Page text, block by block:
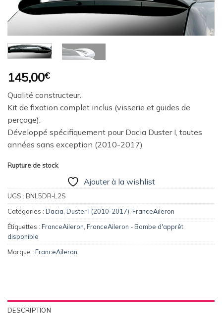
Ajouter
à la
wishlist
145,00€
Qualité constructeur.
Kit de fixation complet inclus (visserie et guides de
perçage).
Développé spécifiquement pour Dacia Duster I, toutes
années sans exception (2010-2017)
Rupture de stock
Ajouter à la wishlist
UGS : BNL5DR-L2S
Catégories : Dacia Duster I (2010-2017) FranceAileron
Étiquettes : FranceAileron FranceAileron - Bombe d'apprêt
disponible
Marque : FranceAileron
DESCRIPTION